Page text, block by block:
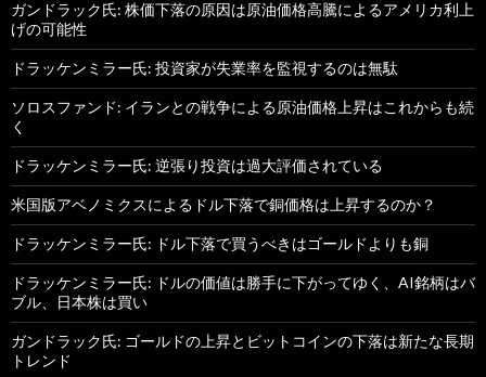
ガンドラック氏: 株価下落の原因は原油価格高騰によるアメリカ利上
げの可能性
ドラッケンミラー氏: 投資家が失業率を監視するのは無駄
ソロスファンド: イランとの戦争による原油価格上昇はこれからも続
く
ドラッケンミラー氏: 逆張り投資は過大評価されている
米国版アベノミクスによるドル下落で銅価格は上昇するのか？
ドラッケンミラー氏: ドル下落で買うべきはゴールドよりも銅
ドラッケンミラー氏: ドルの価値は勝手に下がってゆく、AI銘柄はバ
ブル、日本株は買い
ガンドラック氏: ゴールドの上昇とビットコインの下落は新たな長期
トレンド